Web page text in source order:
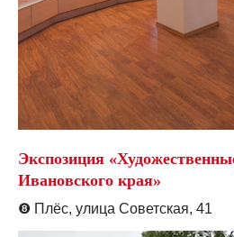
Экспозиция
Ивановского края»
❽ Плёс, улица Советская, 41